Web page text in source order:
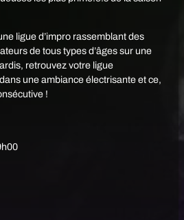
a
t
c
h
d
s
i
ligue d’impro rassemblant des
de tous types d’âges sur une
retrouvez votre ligue
une ambiance électrisante et ce,
!